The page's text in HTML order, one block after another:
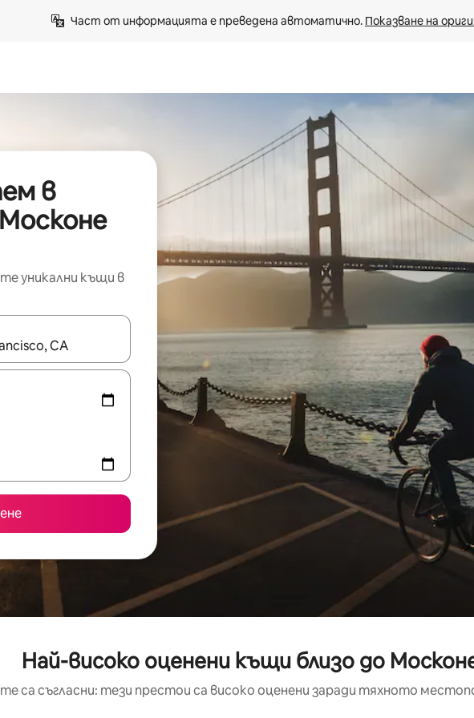
Част от информацията е преведена автоматично. Показване на
в
уникални къщи в
използвайте клавишите със стрелки нагоре и надолу или навигирайте с
Най-високо оценени къщи близо до
са съгласни: тези престои са високо оценени заради тяхното